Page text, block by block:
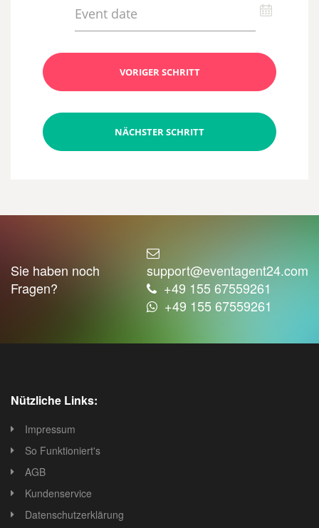
VORIGER SCHRITT
NÄCHSTER SCHRITT
Sie haben noch
Fragen?
support@eventagent24.com
+49 155 67559261
+49 155 67559261
Nützliche Links:
Impressum
So Funktioniert's
AGB
Kundenservice
Datenschutzerklärung